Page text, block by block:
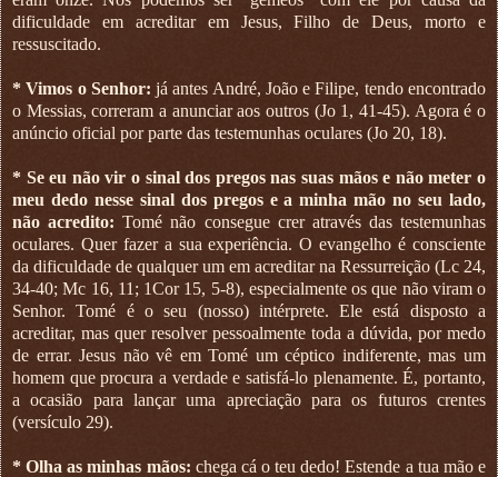
dificuldade em acreditar em Jesus, Filho de Deus, morto e
ressuscitado.
* Vimos o Senhor: já antes André, João e Filipe, tendo encontrado
o Messias, correram a anunciar aos outros (Jo 1, 41-45). Agora é o
anúncio oficial por parte das testemunhas oculares (Jo 20, 18).
* Se eu não vir o sinal dos pregos nas suas mãos e não meter o
meu dedo nesse sinal dos pregos e a minha mão no seu lado,
não acredito: Tomé não consegue crer através das testemunhas
oculares. Quer fazer a sua experiência. O evangelho é consciente
da dificuldade de qualquer um em acreditar na Ressurreição (Lc 24,
34-40; Mc 16, 11; 1Cor 15, 5-8), especialmente os que não viram o
Senhor. Tomé é o seu (nosso) intérprete. Ele está disposto a
acreditar, mas quer resolver pessoalmente toda a dúvida, por medo
de errar. Jesus não vê em Tomé um céptico indiferente, mas um
homem que procura a verdade e satisfá-lo plenamente. É, portanto,
a ocasião para lançar uma apreciação para os futuros crentes
(versículo 29).
* Olha as minhas mãos: chega cá o teu dedo! Estende a tua mão e